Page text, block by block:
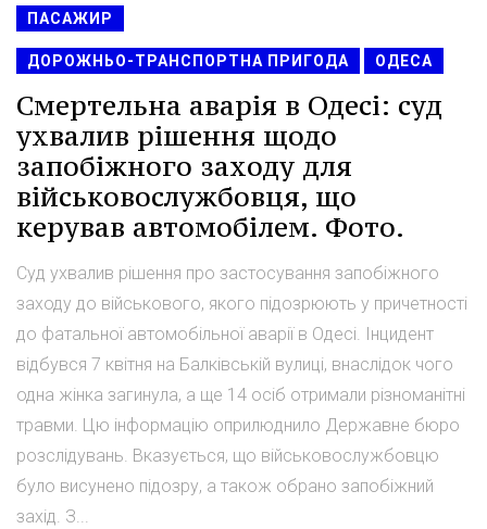
ПАСАЖИР
ДОРОЖНЬО-ТРАНСПОРТНА ПРИГОДА ОДЕСА
Смертельна аварія в Одесі: суд
ухвалив рішення щодо
запобіжного заходу для
військовослужбовця, що
керував автомобілем. Фото.
Суд ухвалив рішення про застосування запобіжного
заходу до військового, якого підозрюють у причетності
до фатальної автомобільної аварії в Одесі. Інцидент
відбувся 7 квітня на Балківській вулиці, внаслідок чого
одна жінка загинула, а ще 14 осіб отримали різноманітні
травми. Цю інформацію оприлюднило Державне бюро
розслідувань. Вказується, що військовослужбовцю
було висунено підозру, а також обрано запобіжний
захід. З...